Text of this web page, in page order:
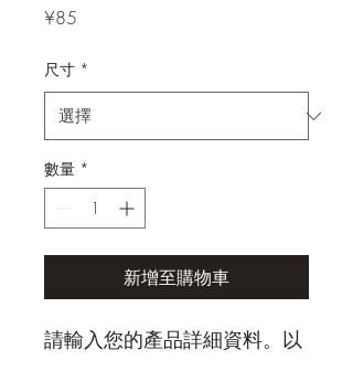
¥85
尺寸 *
數量 *
新增至購物車
請輸入您的產品詳細資料。以